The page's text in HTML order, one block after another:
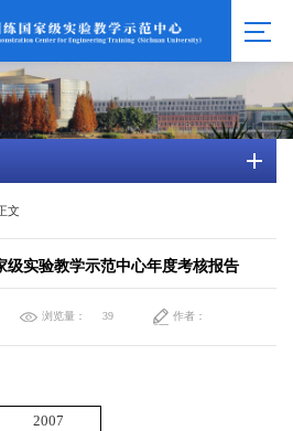
文
级实验教学示范中心年度考核报告
浏览量： 39 作者：
2007